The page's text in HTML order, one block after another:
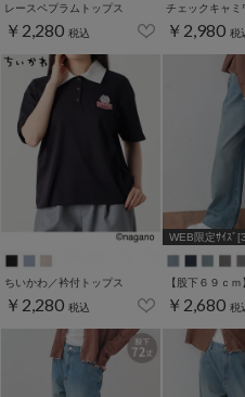
レースペプラムトップス
￥2,280 税込
チェックキャミ
￥2,980 税
ちいかわ／衿付トップス
￥2,280 税込
WEB限定ｻｲｽﾞ
￥2,680 税